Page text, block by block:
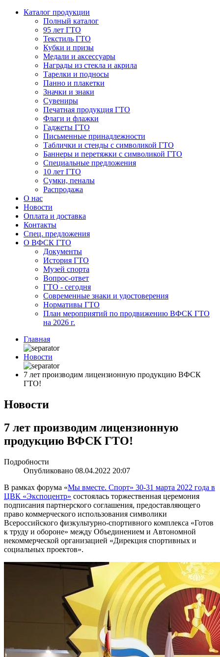
Каталог продукции
Полный каталог
95 лет ГТО
Текстиль ГТО
Кубки и призы
Медали и аксессуары
Награды из стекла и акрила
Тарелки и подносы
Панно и плакетки
Значки и знаки
Сувениры
Печатная продукция ГТО
Флаги и флажки
Гаджеты ГТО
Письменные принадлежности
Таблички и стенды с символикой ГТО
Баннеры и перетяжки с символикой ГТО
Специальные предложения
10 лет ГТО
Сумки, пеналы
Распродажа
О нас
Новости
Оплата и доставка
Контакты
Спец. предложения
О ВФСК ГТО
Документы
История ГТО
Музей спорта
Вопрос-ответ
ГТО - сегодня
Современные знаки и удостоверения
Нормативы ГТО
План мероприятий по продвижению ВФСК ГТО
на 2026 г.
Главная
Новости
7 лет производим лицензионную продукцию ВФСК
ГТО!
Новости
7 лет производим лицензионную
продукцию ВФСК ГТО!
Подробности
Опубликовано 08.04.2022 20:07
В рамках форума «Мы вместе. Спорт» 30-31 марта 2022 года в
ЦВК «Экспоцентр» состоялась торжественная церемония
подписания партнерского соглашения, предоставляющего
право коммерческого использования символики
Всероссийского физкультурно-спортивного комплекса «Готов
к труду и обороне» между Объединением и Автономной
некоммерческой организацией «Дирекция спортивных и
социальных проектов».